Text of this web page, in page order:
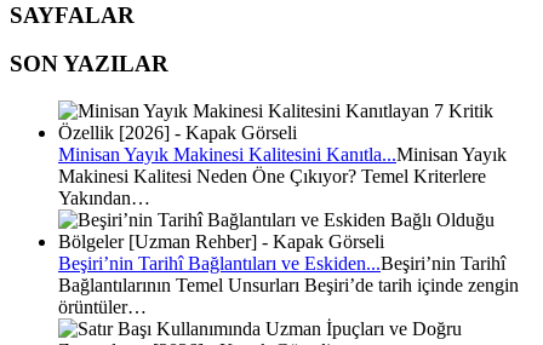
SAYFALAR
SON YAZILAR
Minisan Yayık Makinesi Kalitesini Kanıtla...Minisan Yayık
Makinesi Kalitesi Neden Öne Çıkıyor? Temel Kriterlere
Yakından…
Beşiri’nin Tarihî Bağlantıları ve Eskiden...Beşiri’nin Tarihî
Bağlantılarının Temel Unsurları Beşiri’de tarih içinde zengin
örüntüler…